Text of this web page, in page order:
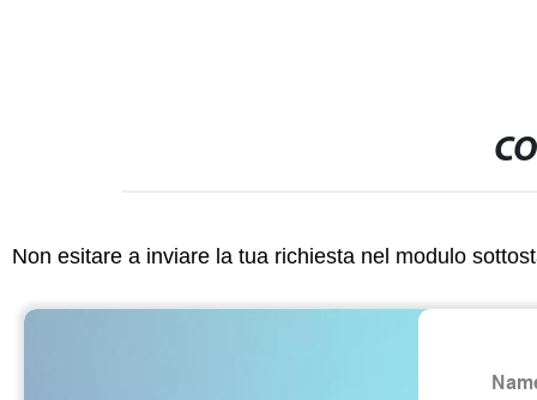
Non esitare a inviare la tua richiesta nel modulo